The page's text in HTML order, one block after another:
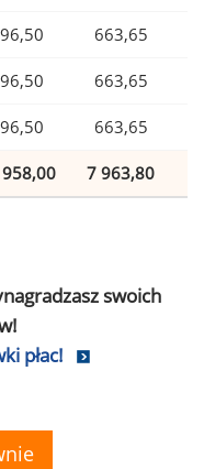
663,65
663,65
663,65
7 963,80
swoich
płac!